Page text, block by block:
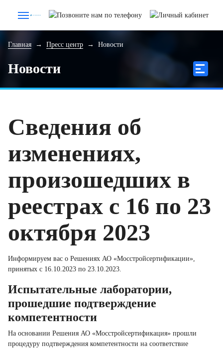
Главная → Пресс центр → Новости
Новости
Сведения об
изменениях,
произошедших в
реестрах с 16 по 23
октября 2023
Информируем вас о Решениях АО «Мосстройсертификации»,
принятых с 16.10.2023 по 23.10.2023.
Испытательные лаборатории,
прошедшие подтверждение
компетентности
На основании Решения АО «Мосстройсертификация» прошли
процедуру подтверждения компетентности на соответствие